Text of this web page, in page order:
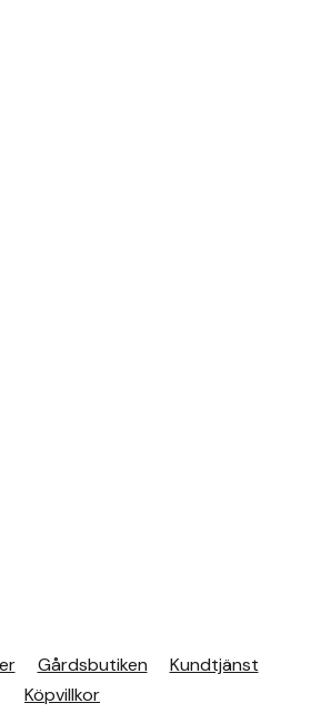
Gårdsbutiken
Kundtjänst
Köpvillkor